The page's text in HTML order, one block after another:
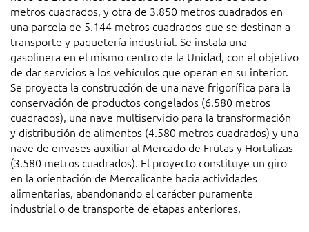
metros cuadrados, y otra de 3.850 metros cuadrados en
una parcela de 5.144 metros cuadrados que se destinan a
transporte y paquetería industrial. Se instala una
gasolinera en el mismo centro de la Unidad, con el objetivo
de dar servicios a los vehículos que operan en su interior.
Se proyecta la construcción de una nave frigorífica para la
conservación de productos congelados (6.580 metros
cuadrados), una nave multiservicio para la transformación
y distribución de alimentos (4.580 metros cuadrados) y una
nave de envases auxiliar al Mercado de Frutas y Hortalizas
(3.580 metros cuadrados). El proyecto constituye un giro
en la orientación de Mercalicante hacia actividades
alimentarias, abandonando el carácter puramente
industrial o de transporte de etapas anteriores.